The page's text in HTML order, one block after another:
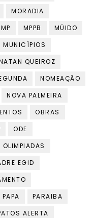
MORADIA
MP MPPB
MÚIDO
MUNICÍPIOS
QUEIROZ
NOMEAÇÃO
NOVA PALMEIRA
OBRAS
ODE
OLIMPIADAS
EGID
PAPA
PARAIBA
ALERTA